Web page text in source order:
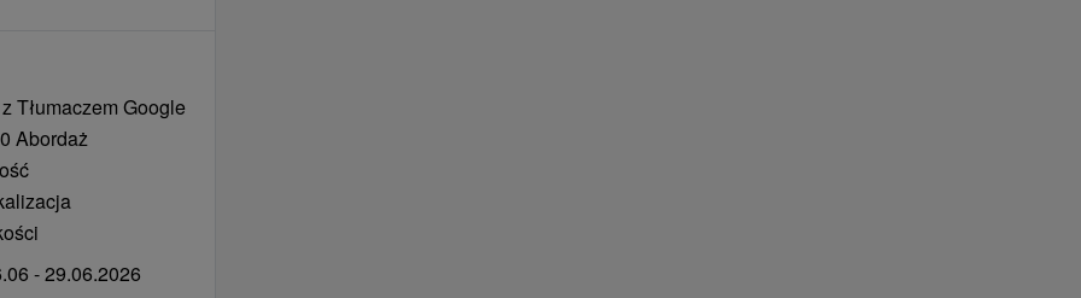
Tłumaczem Google
Abordaż
- 29.06.2026